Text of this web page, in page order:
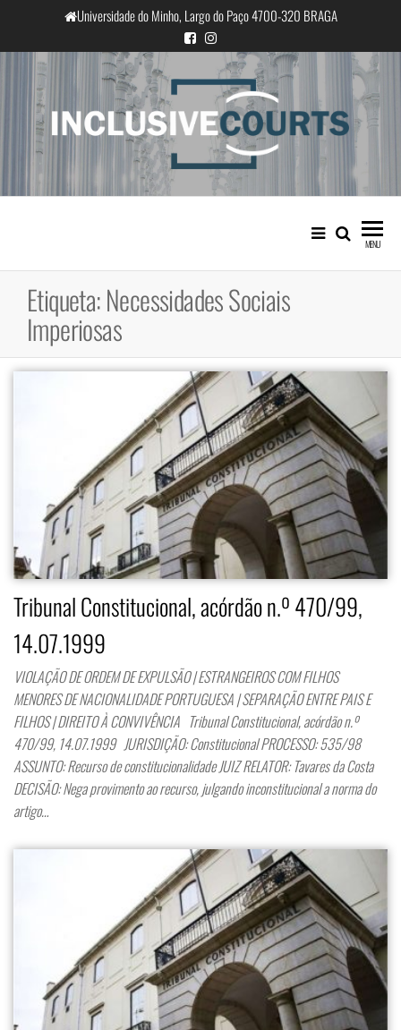
o
conteúdo
Universidade do Minho, Largo do Paço 4700-320 BRAGA
InclusiveCourts
Igualdade e diferença cultural na
prática judicial portuguesa
MENU
Etiqueta:Necessidades Sociais
Imperiosas
Tribunal Constitucional, acórdão n.º 470/99,
14.07.1999
VIOLAÇÃO DE ORDEM DE EXPULSÃO | ESTRANGEIROS COM FILHOS
MENORES DE NACIONALIDADE PORTUGUESA | SEPARAÇÃO ENTRE PAIS E
FILHOS | DIREITO À CONVIVÊNCIA Tribunal Constitucional, acórdão n.º
470/99, 14.07.1999 JURISDIÇÃO: Constitucional PROCESSO: 535/98
ASSUNTO: Recurso de constitucionalidade JUIZ RELATOR: Tavares da Costa
DECISÃO: Nega provimento ao recurso, julgando inconstitucional a norma do
artigo…